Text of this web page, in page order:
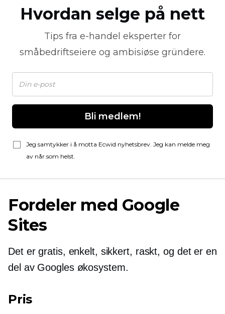
Hvordan selge på nett
Tips fra e-handel eksperter for
småbedriftseiere og ambisiøse gründere.
Bli medlem!
Jeg samtykker i å motta Ecwid nyhetsbrev. Jeg kan melde meg
av når som helst.
Fordeler med Google
Sites
Det er gratis, enkelt, sikkert, raskt, og det er en
del av Googles økosystem.
Pris